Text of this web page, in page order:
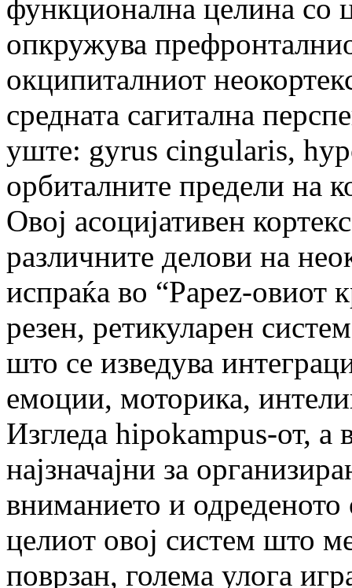
функционална целина со
опкружува
окципиталниот
средната сагитална
уште: gyrus cingularis,
орбиталните предели на
Овој асоцијативен
различните делови на
испраќа во “Papez-овиот
резен, ретикуларен
што се изведува
емоции, моторика,
Изгледа hipokampus-от, а
најзначајни за
вниманието и
целиот овој систем што
поврзан, голема улога